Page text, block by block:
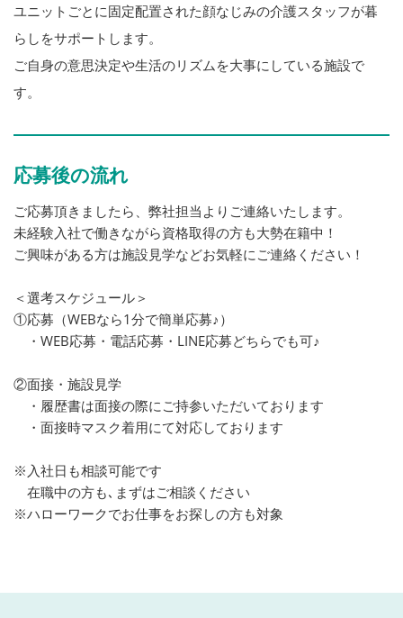
ユニットごとに固定配置された顔なじみの介護スタッフが暮
らしをサポートします。
ご自身の意思決定や生活のリズムを大事にしている施設で
す。
応募後の流れ
ご応募頂きましたら、弊社担当よりご連絡いたします。
未経験入社で働きながら資格取得の方も大勢在籍中！
ご興味がある方は施設見学などお気軽にご連絡ください！
＜選考スケジュール＞
①応募（WEBなら1分で簡単応募♪）
・WEB応募・電話応募・LINE応募どちらでも可♪
②面接・施設見学
・履歴書は面接の際にご持参いただいております
・面接時マスク着用にて対応しております
※入社日も相談可能です
在職中の方も､まずはご相談ください
※ハローワークでお仕事をお探しの方も対象